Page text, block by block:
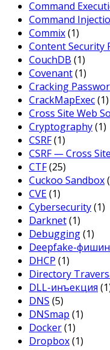
Command
Command
Commix(1)
Content Security
CouchDB (1)
Covenant(1)
Cracking
CrackMapExec(1)
Cross Site Web
Cryptography(1)
CSRF(1)
CSRF — Cross
CTF(25)
Cuckoo Sandbox
CVE(1)
Cybersecurity(1)
Darknet(1)
Debugging(1)
Deepfake-
DHCP (1)
Directory
DLL-инъекция
DNS (5)
DNSmap (1)
Docker(1)
Dropbox(1)